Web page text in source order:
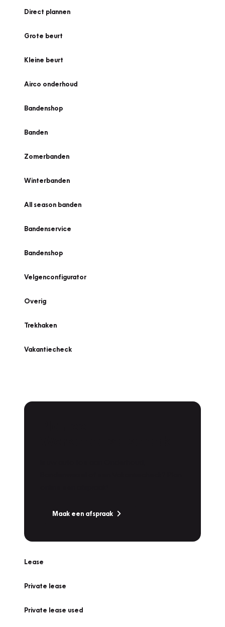
Direct plannen
Grote beurt
Kleine beurt
Airco onderhoud
Bandenshop
Banden
Zomerbanden
Winterbanden
All season banden
Bandenservice
Bandenshop
Velgenconfigurator
Overig
Trekhaken
Vakantiecheck
Maak een afspraak
Lease
Private lease
Private lease used